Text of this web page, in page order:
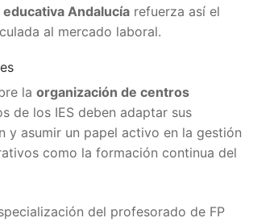
Andalucía refuerza así el
al mercado laboral.
la organización de centros
de los IES deben adaptar sus
y asumir un papel activo en la gestión
como la formación continua del
del profesorado de FP